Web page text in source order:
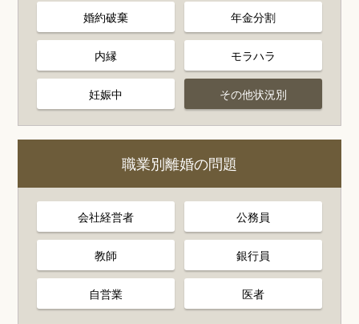
婚約破棄 年金分割
内縁 モラハラ
妊娠中 その他状況別
職業別離婚の問題
会社経営者 公務員
教師 銀行員
自営業 医者